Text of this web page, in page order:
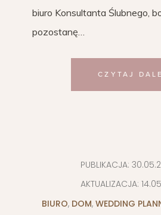
biuro Konsultanta Ślubnego,
pozostanę…
CZYTAJ
PUBLIKACJA:
AKTUALIZACJA:
BIURO, DOM, WEDDING